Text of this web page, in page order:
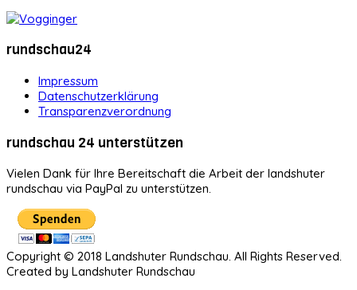
rundschau24
Impressum
Datenschutzerklärung
Transparenzverordnung
rundschau 24 unterstützen
Vielen Dank für Ihre Bereitschaft die Arbeit der landshuter
rundschau via PayPal zu unterstützen.
Copyright © 2018 Landshuter Rundschau. All Rights Reserved.
Created by Landshuter Rundschau